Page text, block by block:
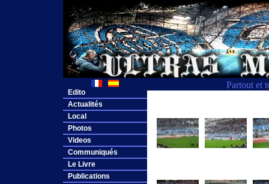
Partout et
Edito
Actualités
Local
Photos
Videos
Communiqués
Le Livre
Publications